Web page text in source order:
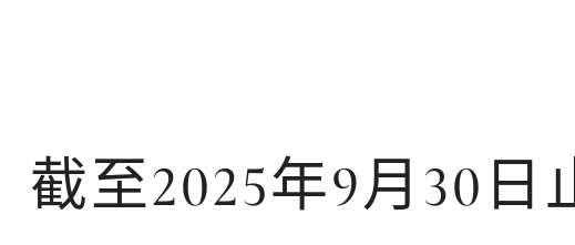
截至2025年9月30